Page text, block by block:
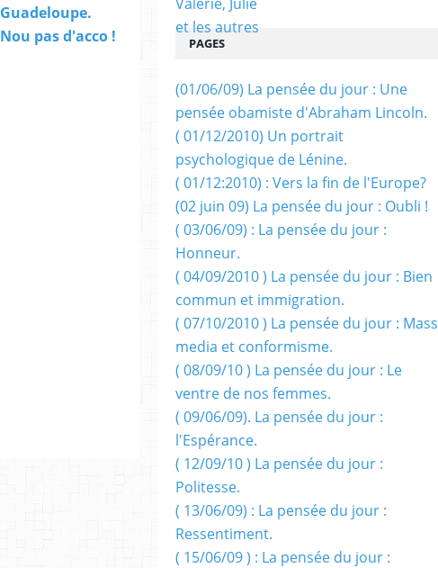
Guadeloupe.
Nou pas d'acco !
PAGES
(01/06/09) La pensée du jour : Une
pensée obamiste d'Abraham Lincoln.
( 01/12/2010) Un portrait
psychologique de Lénine.
( 01/12:2010) : Vers la fin de l'Europe?
(02 juin 09) La pensée du jour : Oubli !
( 03/06/09) : La pensée du jour :
Honneur.
( 04/09/2010 ) La pensée du jour : Bien
commun et immigration.
( 07/10/2010 ) La pensée du jour : Mass
media et conformisme.
( 08/09/10 ) La pensée du jour : Le
ventre de nos femmes.
( 09/06/09). La pensée du jour :
l'Espérance.
( 12/09/10 ) La pensée du jour :
Politesse.
( 13/06/09) : La pensée du jour :
Ressentiment.
( 15/06/09 ) : La pensée du jour :